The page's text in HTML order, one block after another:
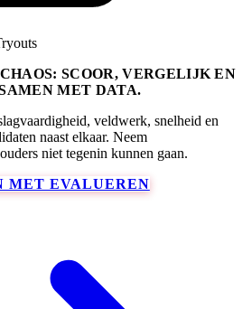
SCOOR, VERGELIJK EN
MET DATA.
veldwerk, snelheid en
naast elkaar. Neem
niet tegenin kunnen gaan.
MET EVALUEREN